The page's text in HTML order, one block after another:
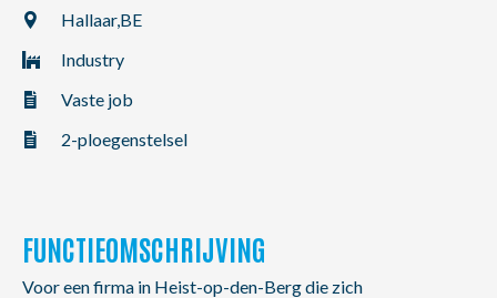
NL FR EN
Hallaar,BE
Industry
Vaste job
2-ploegenstelsel
FUNCTIEOMSCHRIJVING
Voor een firma in Heist-op-den-Berg die zich